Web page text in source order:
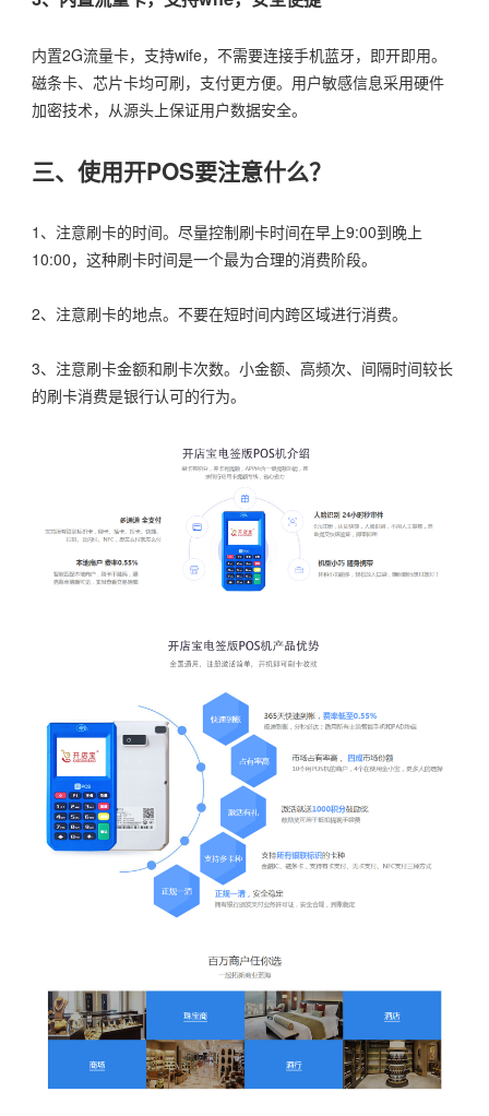
内置2G流量卡，支持wife，不需要连接手机蓝牙，即开即用。
磁条卡、芯片卡均可刷，支付更方便。用户敏感信息采用硬件
加密技术，从源头上保证用户数据安全。
三、使用开POS要注意什么？
1、注意刷卡的时间。尽量控制刷卡时间在早上9:00到晚上
10:00，这种刷卡时间是一个最为合理的消费阶段。
2、注意刷卡的地点。不要在短时间内跨区域进行消费。
3、注意刷卡金额和刷卡次数。小金额、高频次、间隔时间较长
的刷卡消费是银行认可的行为。